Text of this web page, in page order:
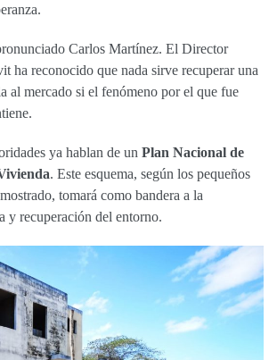
Carlos Martínez. El Director
ha reconocido que nada sirve recuperar una
al mercado si el fenómeno por el que fue
ya hablan de un Plan Nacional de
. Este esquema, según los pequeños
tomará como bandera a la
y recuperación del entorno.